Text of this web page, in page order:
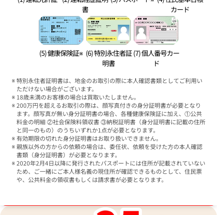
書
カード
(5) 健康保険証※ (6) 特別永住者証
明書
(7) 個人番号カー
ド
特別永住者証明書は、地金のお取引の際に本人確認書類としてご利用い
ただけない場合がございます。
18歳未満のお客様の場合は買取いたしません。
200万円を超えるお取引の際は、顔写真付きの身分証明書が必要となり
ます。顔写真が無い身分証明書の場合、各種健康保険証に加え、①公共
料金の明細 ②社会保険料領収書 ③納税証明書（身分証明書に記載の住所
と同一のもの）のうちいずれか1点が必要となります。
有効期限の切れた身分証明書はお取り扱いできません。
親族以外の方からの依頼の場合は、委任状、依頼を受けた方の本人確認
書類（身分証明書）が必要となります。
2020年2月4日以降に発行されたパスポートには住所が記載されていない
ため、ご一緒にご本人様名義の現住所が確認できるものとして、住民票
や、公共料金の領収書もしくは請求書が必要となります。